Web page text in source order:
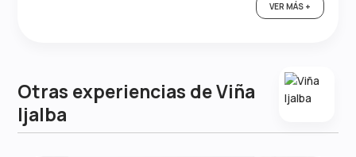
VER MÁS +
Otras experiencias de Viña
Ijalba